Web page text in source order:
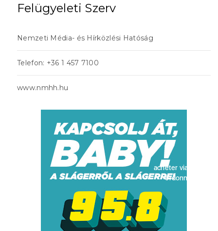
Felügyeleti Szerv
Nemzeti Média- és Hírközlési Hatóság
Telefon: +36 1 457 7100
www.nmhh.hu
acheter viagra sans
ordonnance